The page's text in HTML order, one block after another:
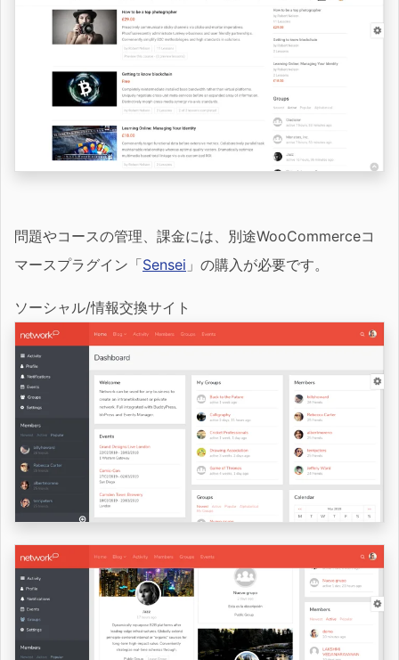
問題やコースの管理、課金には、別途WooCommerceコ
マースプラグイン「Sensei 」の購入が必要です。
ソーシャル/情報交換サイト